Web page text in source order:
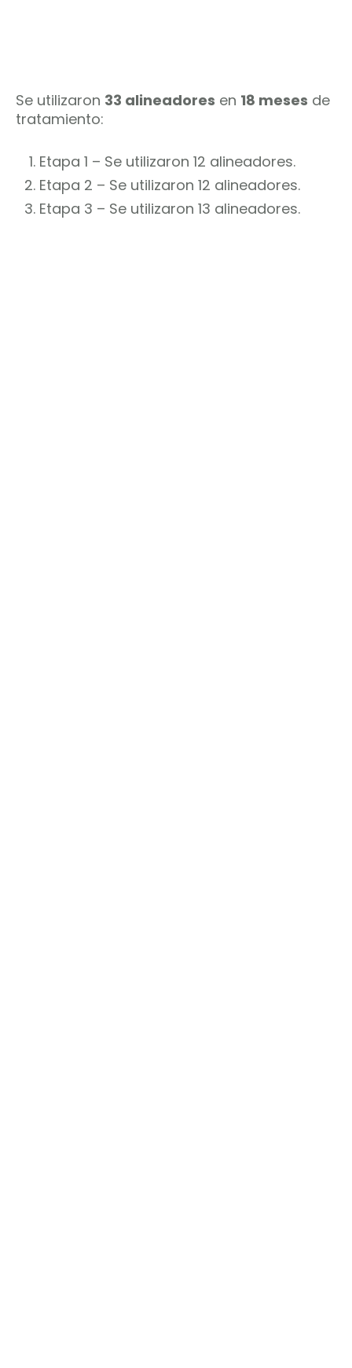
Se utilizaron 33 alineadores en 18 meses de
tratamiento:
Etapa 1 – Se utilizaron 12 alineadores.
Etapa 2 – Se utilizaron 12 alineadores.
Etapa 3 – Se utilizaron 13 alineadores.